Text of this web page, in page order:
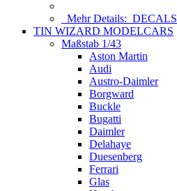
Mehr Details: DECALS
TIN WIZARD MODELCARS
Maßstab 1/43
Aston Martin
Audi
Austro-Daimler
Borgward
Buckle
Bugatti
Daimler
Delahaye
Duesenberg
Ferrari
Glas